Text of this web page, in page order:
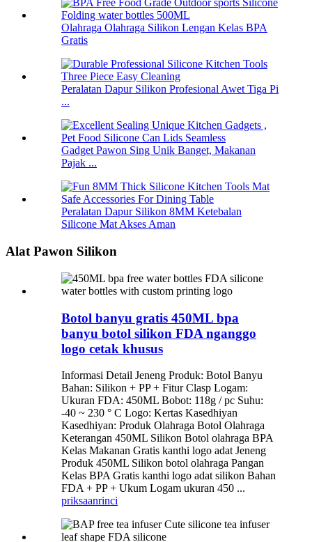
Olahraga Olahraga Silikon Lengan Kelas BPA
Gratis
Peralatan Dapur Silikon Profesional Awet Tiga Pi
...
Gadget Pawon Sing Unik Banget, Makanan
Pajak ...
Peralatan Dapur Silikon 8MM Ketebalan
Silicone Mat Akses Aman
Alat Pawon Silikon
Botol banyu gratis 450ML bpa
banyu botol silikon FDA nganggo
logo cetak khusus
Informasi Detail Jeneng Produk: Botol Banyu
Bahan: Silikon + PP + Fitur Clasp Logam:
Ukuran FDA: 450ML Bobot: 118g / pc Suhu:
-40 ~ 230 ° C Logo: Kertas Kasedhiyan
Kasedhiyan: Produk Olahraga Botol Olahraga
Keterangan 450ML Silikon Botol olahraga BPA
Kelas Makanan Gratis kanthi logo adat Jeneng
Produk 450ML Silikon botol olahraga Pangan
Kelas BPA Gratis kanthi logo adat silikon Bahan
FDA + PP + Ukum Logam ukuran 450 ...
priksaanrinci